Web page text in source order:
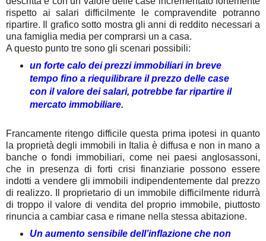
rispetto ai salari difficilmente le compravendite potranno
ripartire. Il grafico sotto mostra gli anni di reddito necessari a
una famiglia media per comprarsi un a casa.
A questo punto tre sono gli scenari possibili:
un forte calo dei prezzi immobiliari in breve
tempo fino a riequilibrare il prezzo delle case
con il valore dei salari, potrebbe far ripartire il
mercato immobiliare.
Francamente ritengo difficile questa prima ipotesi in quanto
la proprietà degli immobili in Italia è diffusa e non in mano a
banche o fondi immobiliari, come nei paesi anglosassoni,
che in presenza di forti crisi finanziarie possono essere
indotti a vendere gli immobili indipendentemente dal prezzo
di realizzo. Il proprietario di un immobile difficilmente ridurrà
di troppo il valore di vendita del proprio immobile, piuttosto
rinuncia a cambiar casa e rimane nella stessa abitazione.
Un aumento sensibile dell’inflazione che non